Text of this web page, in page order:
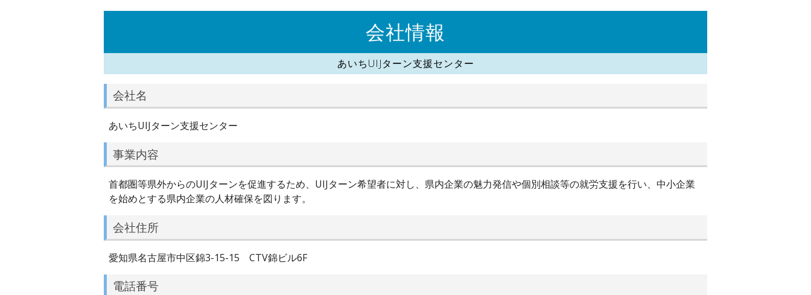
会社情報
あいちUIJターン支援センター
会社名
あいちUIJターン支援センター
事業内容
首都圏等県外からのUIJターンを促進するため、UIJターン希望者に対し、県内企業の魅力発信や個別相談等の就労支援を行い、中小企業
を始めとする県内企業の人材確保を図ります。
会社住所
愛知県名古屋市中区錦3-15-15 CTV錦ビル6F
電話番号